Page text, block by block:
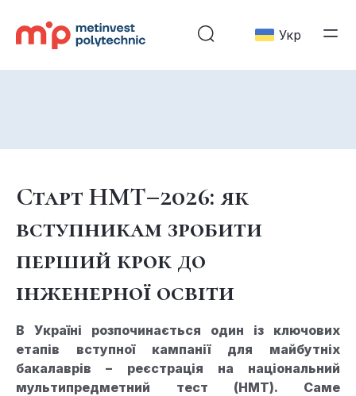
Укр
Старт НМТ–2026: як
вступникам зробити
перший крок до
інженерної освіти
В Україні розпочинається один із ключових
етапів вступної кампанії для майбутніх
бакалаврів – реєстрація на національний
мультипредметний тест (НМТ). Саме